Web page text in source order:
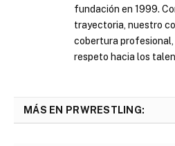
fundación en 1999.
trayectoria, nuestro
cobertura
respeto hacia los
MÁS EN PRWRESTLING: